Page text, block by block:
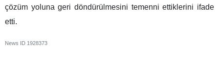
çözüm yoluna geri döndürülmesini temenni ettiklerini ifade
etti.
News ID 1928373